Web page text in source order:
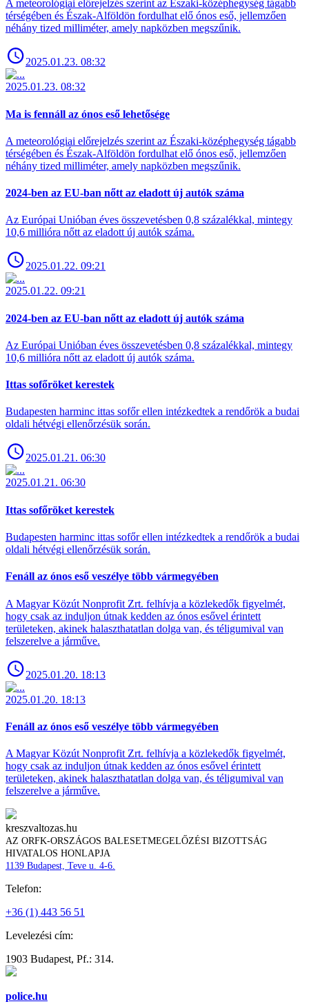
A meteorológiai előrejelzés szerint az Északi-középhegység tágabb
térségében és Észak-Alföldön fordulhat elő ónos eső, jellemzően
néhány tized milliméter, amely napközben megszűnik.
2025.01.23. 08:32
2025.01.23. 08:32
Ma is fennáll az ónos eső lehetősége
A meteorológiai előrejelzés szerint az Északi-középhegység tágabb
térségében és Észak-Alföldön fordulhat elő ónos eső, jellemzően
néhány tized milliméter, amely napközben megszűnik.
2024-ben az EU-ban nőtt az eladott új autók száma
Az Európai Unióban éves összevetésben 0,8 százalékkal, mintegy
10,6 millióra nőtt az eladott új autók száma.
2025.01.22. 09:21
2025.01.22. 09:21
2024-ben az EU-ban nőtt az eladott új autók száma
Az Európai Unióban éves összevetésben 0,8 százalékkal, mintegy
10,6 millióra nőtt az eladott új autók száma.
Ittas sofőröket kerestek
Budapesten harminc ittas sofőr ellen intézkedtek a rendőrök a budai
oldali hétvégi ellenőrzésük során.
2025.01.21. 06:30
2025.01.21. 06:30
Ittas sofőröket kerestek
Budapesten harminc ittas sofőr ellen intézkedtek a rendőrök a budai
oldali hétvégi ellenőrzésük során.
Fenáll az ónos eső veszélye több vármegyében
A Magyar Közút Nonprofit Zrt. felhívja a közlekedők figyelmét,
hogy csak az induljon útnak kedden az ónos esővel érintett
területeken, akinek halaszthatatlan dolga van, és téligumival van
felszerelve a járműve.
2025.01.20. 18:13
2025.01.20. 18:13
Fenáll az ónos eső veszélye több vármegyében
A Magyar Közút Nonprofit Zrt. felhívja a közlekedők figyelmét,
hogy csak az induljon útnak kedden az ónos esővel érintett
területeken, akinek halaszthatatlan dolga van, és téligumival van
felszerelve a járműve.
kreszvaltozas.hu
AZ ORFK-ORSZÁGOS BALESETMEGELŐZÉSI BIZOTTSÁG
HIVATALOS HONLAPJA
1139 Budapest, Teve u. 4-6.
Telefon:
+36 (1) 443 56 51
Levelezési cím:
1903 Budapest, Pf.: 314.
police.hu